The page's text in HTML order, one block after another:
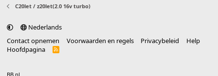
C20let / z20let(2.0 16v turbo)
Nederlands
Contact opnemen
Voorwaarden en regels Privacybeleid
Help
Hoofdpagina
R
BB.nl